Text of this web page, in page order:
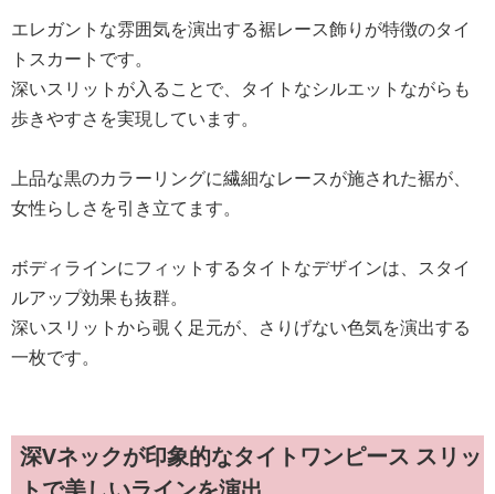
エレガントな雰囲気を演出する裾レース飾りが特徴のタイ
トスカートです。
深いスリットが入ることで、タイトなシルエットながらも
歩きやすさを実現しています。
上品な黒のカラーリングに繊細なレースが施された裾が、
女性らしさを引き立てます。
ボディラインにフィットするタイトなデザインは、スタイ
ルアップ効果も抜群。
深いスリットから覗く足元が、さりげない色気を演出する
一枚です。
深Vネックが印象的なタイトワンピース スリッ